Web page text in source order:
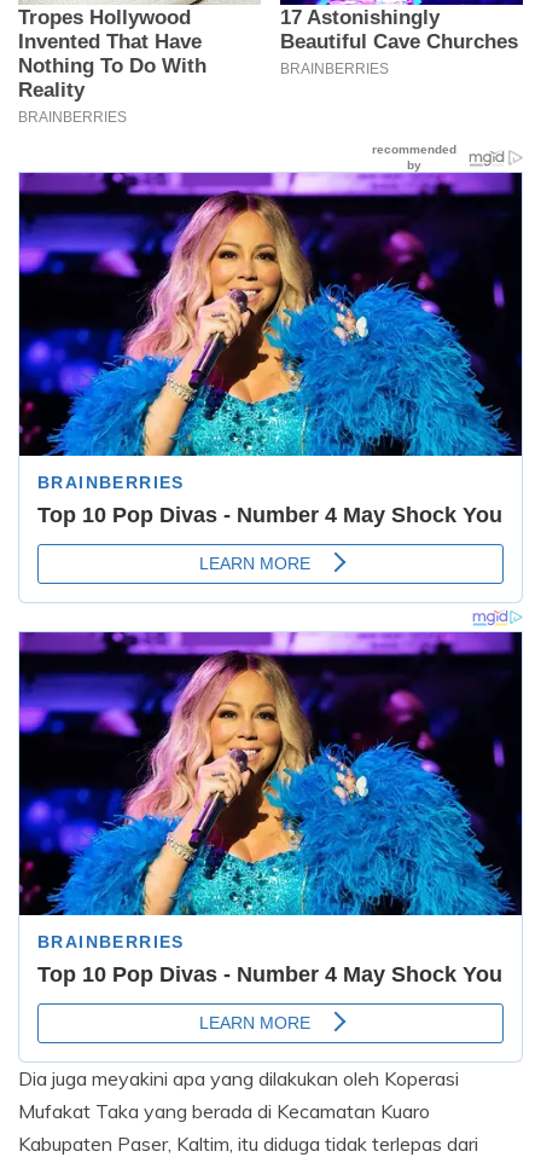
Dia juga meyakini apa yang dilakukan oleh Koperasi
Mufakat Taka yang berada di Kecamatan Kuaro
Kabupaten Paser, Kaltim, itu diduga tidak terlepas dari